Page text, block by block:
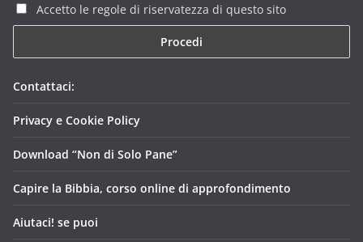
Accetto le regole di riservatezza di questo sito
Contattaci:
Privacy e Cookie Policy
Download “Non di Solo Pane”
Capire la Bibbia, corso online di approfondimento
Aiutaci! se puoi